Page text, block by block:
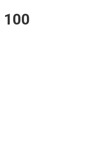
100